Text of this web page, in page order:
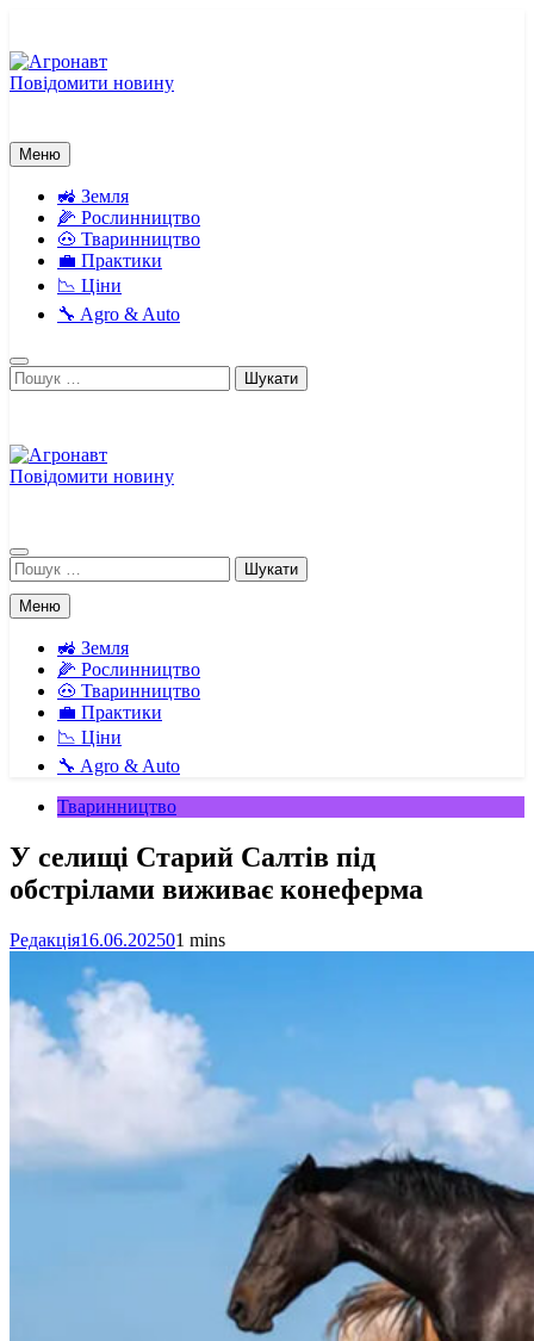
вмісту
Повідомити новину
Меню
🚜 Земля
🌽 Рослинництво
🐽 Тваринництво
💼 Практики
📉 Ціни
🔧 Agro & Auto
Пошук:
Повідомити новину
Пошук:
Меню
🚜 Земля
🌽 Рослинництво
🐽 Тваринництво
💼 Практики
📉 Ціни
🔧 Agro & Auto
Тваринництво
У селищі Старий Салтів під
обстрілами виживає конеферма
Редакція16.06.202501 mins